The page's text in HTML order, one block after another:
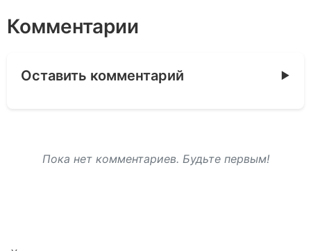
Комментарии
Оставить комментарий
Пока нет комментариев. Будьте первым!